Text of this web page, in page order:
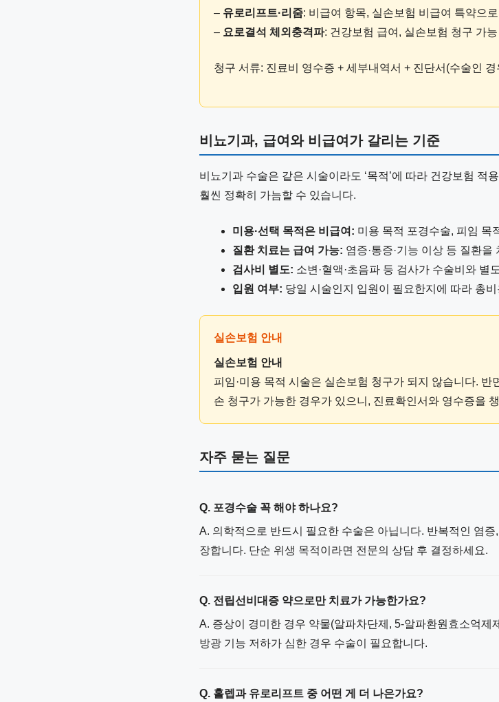
– 유로리프트·리줌: 비급여 항목, 실손보험 비급여 특약으
– 요로결석 체외충격파: 건강보험 급여, 실손보험 청구 가능
청구 서류: 진료비 영수증 + 세부내역서 + 진단서(수술인 경
비뇨기과, 급여와 비급여가 갈리는 기준
비뇨기과 수술은 같은 시술이라도 ‘목적’에 따라 건강보험 적
훨씬 정확히 가늠할 수 있습니다.
미용·선택 목적은 비급여: 미용 목적 포경수술, 피임 목
질환 치료는 급여 가능: 염증·통증·기능 이상 등 질환
검사비 별도: 소변·혈액·초음파 등 검사가 수술비와 별
입원 여부: 당일 시술인지 입원이 필요한지에 따라 총
실손보험 안내
피임·미용 목적 시술은 실손보험 청구가 되지 않습니다.
손 청구가 가능한 경우가 있으니, 진료확인서와 영수증을
자주 묻는 질문
Q. 포경수술 꼭 해야 하나요?
A. 의학적으로 반드시 필요한 수술은 아닙니다. 반복적인 염
장합니다. 단순 위생 목적이라면 전문의 상담 후 결정하세요.
Q. 전립선비대증 약으로만 치료가 가능한가요?
A. 증상이 경미한 경우 약물(알파차단제, 5-알파환원효소억
방광 기능 저하가 심한 경우 수술이 필요합니다.
Q. 홀렙과 유로리프트 중 어떤 게 더 나은가요?